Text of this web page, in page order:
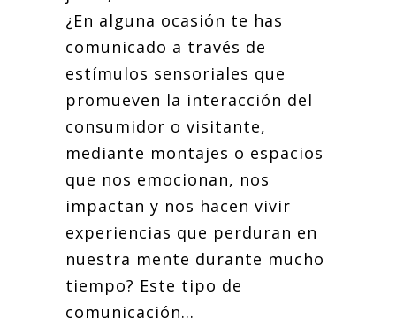
¿En alguna ocasión te has
comunicado a través de
estímulos sensoriales que
promueven la interacción del
consumidor o visitante,
mediante montajes o espacios
que nos emocionan, nos
impactan y nos hacen vivir
experiencias que perduran en
nuestra mente durante mucho
tiempo? Este tipo de
comunicación...